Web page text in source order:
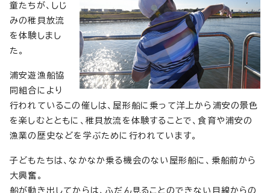
童たちが、しじ
みの稚貝放流
を体験しまし
た。
浦安遊漁船協
同組合により
行われているこの催しは、屋形船に乗って洋上から浦安の景色
を楽しむとともに、稚貝放流を体験することで、食育や浦安の
漁業の歴史などを学ぶために行われています。
子どもたちは、なかなか乗る機会のない屋形船に、乗船前から
大興奮。
船が動き出してからは、ふだん見ることのできない目線からの